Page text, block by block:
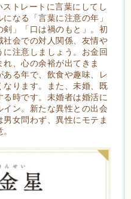
トレートに言葉にしてし
なる「言葉に注意の年」
」「口は禍のもと」。初
会での対人関係、友情や
注意しましょう。お金回
、心の余裕が出てきま
る年で、飲食や趣味、レ
ります。また、未婚、既
時です。未婚者は婚活に
ン。新たな異性との出会
女問わず、異性にモテま